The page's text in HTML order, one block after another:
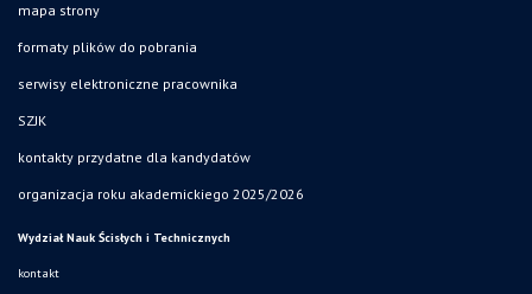
mapa strony
formaty plików do pobrania
serwisy elektroniczne pracownika
SZJK
kontakty przydatne dla kandydatów
organizacja roku akademickiego 2025/2026
Wydział Nauk Ścisłych i Technicznych
kontakt